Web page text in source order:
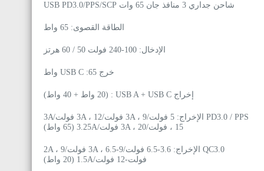
شاحن جداري 3 منافذ جان 65 وات USB PD3.0/PPS/SCP
الطاقة القصوى: 65 واط
الإدخال: 100-240 فولت 50 / 60 هرتز
خرج USB C :65 واط
إخراج USB A + USB C : (20 واط + 40 واط)
PD3.0 / PPS الإخراج: 5 فولت/3A ، 9 فولت/3A ، 12 فولت/3A
، 15 فولت/3A ، 20 فولت/3.25A (65 واط)
QC3.0 الإخراج: 3.6-6.5 فولت/3A ، 6.5-9 فولت/2A ، 9
فولت-12 فولت/1.5A (20 واط)